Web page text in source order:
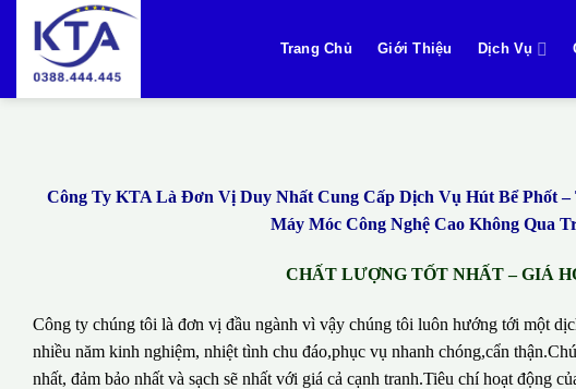
dung
Trang Chủ Giới Thiệu Dịch Vụ
Công Ty KTA Là Đơn Vị Duy Nhất Cung Cấp Dịch Vụ Hút Bể Phốt
Máy Móc Công Nghệ Cao Không Qua
CHẤT LƯỢNG TỐT NHẤT – GIÁ
Công ty chúng tôi là đơn vị đầu ngành vì vậy chúng tôi luôn hướng tới một
nhiều năm kinh nghiệm, nhiệt tình chu đáo,phục vụ nhanh chóng,cẩn
nhất, đảm bảo nhất và sạch sẽ nhất với giá cả cạnh tranh.Tiêu chí hoạt động